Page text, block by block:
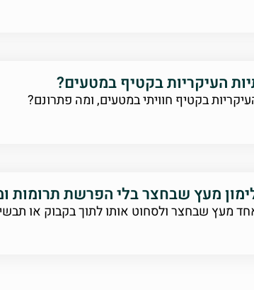
העיקריות בקטיף במטעים?
בקטיף חוויתי במטעים, ומה פתרונם?
מעץ שבחצר בלי הפרשת תרומות
מעץ שבחצר ולסחוט אותו לתוך בקבוק או